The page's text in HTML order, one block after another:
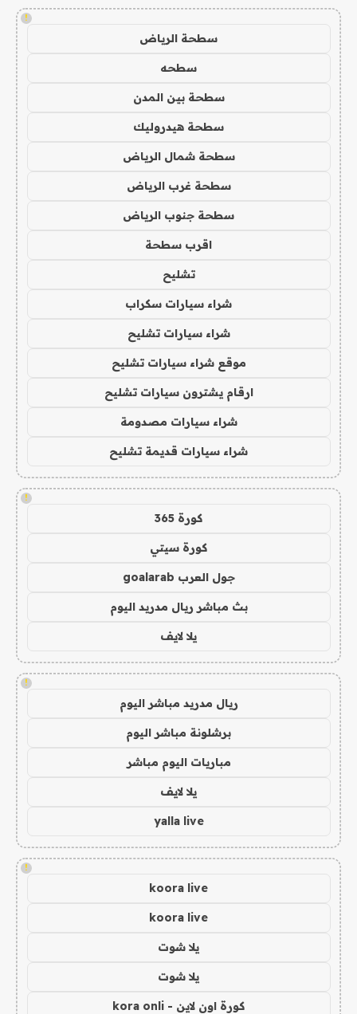
!
سطحة الرياض
سطحه
سطحة بين المدن
سطحة هيدروليك
سطحة شمال الرياض
سطحة غرب الرياض
سطحة جنوب الرياض
اقرب سطحة
تشليح
شراء سيارات سكراب
شراء سيارات تشليح
موقع شراء سيارات تشليح
ارقام يشترون سيارات تشليح
شراء سيارات مصدومة
شراء سيارات قديمة تشليح
!
كورة 365
كورة سيتي
جول العرب goalarab
بث مباشر ريال مدريد اليوم
يلا لايف
!
ريال مدريد مباشر اليوم
برشلونة مباشر اليوم
مباريات اليوم مباشر
يلا لايف
yalla live
!
koora live
koora live
يلا شوت
يلا شوت
كورة اون لاين - kora onli